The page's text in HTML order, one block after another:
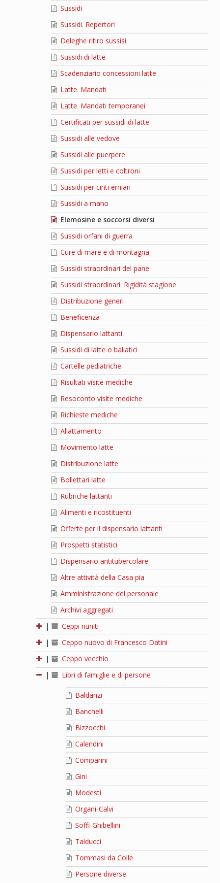
Sussidi
Sussidi. Repertori
Deleghe ritiro sussisi
Sussidi di latte
Scadenziario concessioni latte
Latte. Mandati
Latte. Mandati temporanei
Certificati per sussidi di latte
Sussidi alle vedove
Sussidi alle puerpere
Sussidi per letti e coltroni
Sussidi per cinti erniari
Sussidi a mano
Elemosine e soccorsi diversi
Sussidi orfani di guerra
Cure di mare e di montagna
Sussidi straordinari del pane
Sussidi straordinari. Rigidità stagione
Distribuzione generi
Beneficenza
Dispensario lattanti
Sussidi di latte o baliatici
Cartelle pediatriche
Risultati visite mediche
Resoconto visite mediche
Richieste mediche
Allattamento
Movimento latte
Distribuzione latte
Bollettari latte
Rubriche lattanti
Alimenti e ricostituenti
Offerte per il dispensario lattanti
Prospetti statistici
Dispensario antitubercolare
Altre attività della Casa pia
Amministrazione del personale
Archivi aggregati
|
Ceppi riuniti
|
Ceppo nuovo di Francesco Datini
|
Ceppo vecchio
|
Libri di famiglie e di persone
Baldanzi
Banchelli
Bizzocchi
Calendini
Comparini
Gini
Modesti
Organi-Calvi
Soffi-Ghibellini
Talducci
Tommasi da Colle
Persone diverse